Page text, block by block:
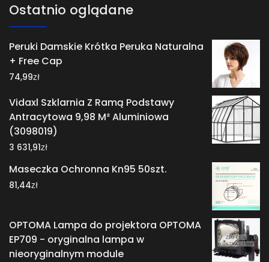
Ostatnio oglądane
Peruki Damskie Krótka Peruka Naturalna
+ Free Cap
74,99zł
Vidaxl Szklarnia Z Ramą Podstawy
Antracytowa 9,98 M² Aluminiowa
(3098019)
3 631,91zł
Maseczka Ochronna Kn95 50szt.
81,44zł
OPTOMA Lampa do projektora OPTOMA
EP709 - oryginalna lampa w
nieoryginalnym module